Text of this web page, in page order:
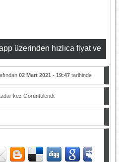
üzerinden hızlıca fiyat ve
alabilirsiniz
02 Mart 2021 - 19:47tarihinde
kez Görüntülendi.